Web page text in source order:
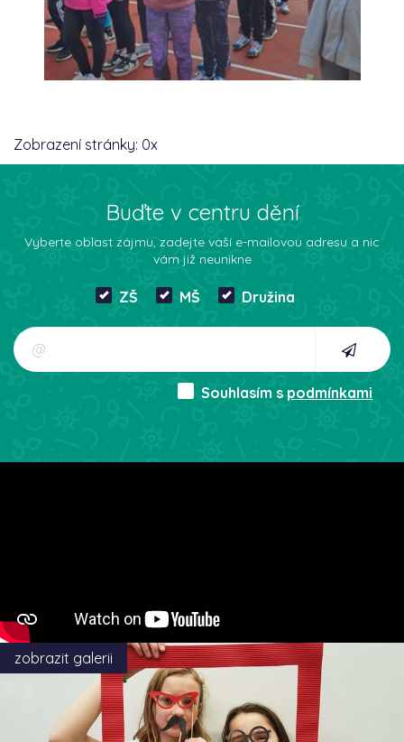
Zobrazení stránky: 0x
Buďte v centru dění
Vyberte oblast zájmu, zadejte vaší e-mailovou adresu a nic
vám již neunikne
ZŠ MŠ Družina
Souhlasím s podmínkami
zobrazit galerii